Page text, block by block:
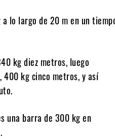
lo largo de 20 m en un
kg diez metros, luego
400 kg cinco metros, y así
una barra de 300 kg en